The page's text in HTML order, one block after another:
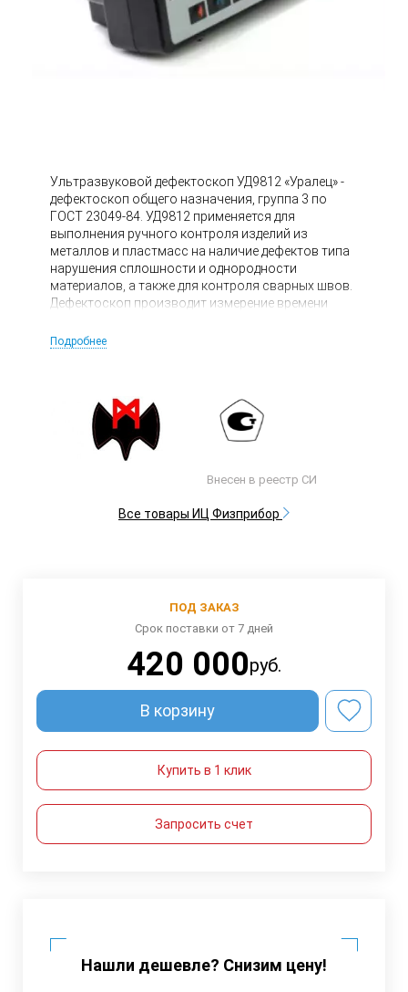
Ультразвуковой дефектоскоп УД9812 «Уралец» -
дефектоскоп общего назначения, группа 3 по
ГОСТ 23049-84. УД9812 применяется для
выполнения ручного контроля изделий из
металлов и пластмасс на наличие дефектов типа
нарушения сплошности и однородности
материалов, а также для контроля сварных швов.
Дефектоскоп производит измерение времени
дефектов, условных размеров дефектов и
Подробнее
Внесен в реестр СИ
Все товары ИЦ Физприбор
ПОД ЗАКАЗ
Срок поставки от 7 дней
420 000руб.
В корзину
Купить в 1 клик
Запросить счет
Нашли дешевле? Снизим цену!